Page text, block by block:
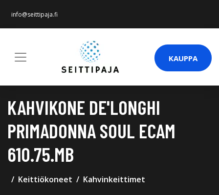
info@seittipaja.fi
KAUPPA
KAHVIKONE DE'LONGHI
PRIMADONNA SOUL ECAM
610.75.MB
Keittiökoneet Kahvinkeittimet